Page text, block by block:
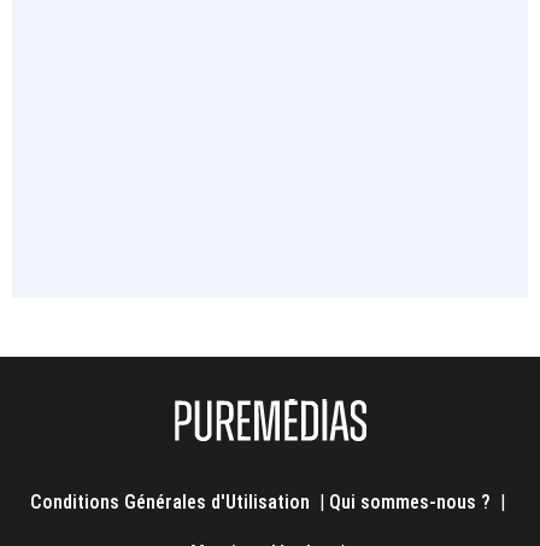
Conditions Générales d'Utilisation | Qui sommes-nous ? |